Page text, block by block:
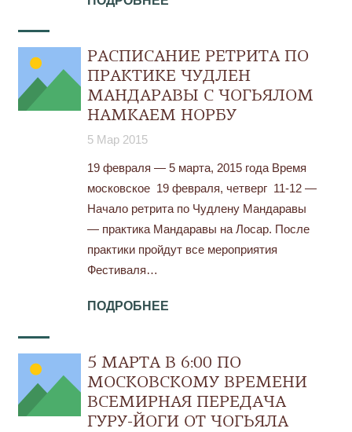
РАСПИСАНИЕ РЕТРИТА ПО
ПРАКТИКЕ ЧУДЛЕН
МАНДАРАВЫ С ЧОГЬЯЛОМ
НАМКАЕМ НОРБУ
5 Мар 2015
19 февраля — 5 марта, 2015 года Время
московское 19 февраля, четверг 11-12 —
Начало ретрита по Чудлену Мандаравы
— практика Мандаравы на Лосар. После
практики пройдут все мероприятия
Фестиваля…
ПОДРОБНЕЕ
5 МАРТА В 6:00 ПО
МОСКОВСКОМУ ВРЕМЕНИ
ВСЕМИРНАЯ ПЕРЕДАЧА
ГУРУ-ЙОГИ ОТ ЧОГЬЯЛА